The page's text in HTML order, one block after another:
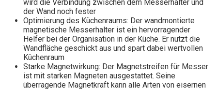
wird die Verbindung zwischen dem Messerhalter und
der Wand noch fester
Optimierung des Küchenraums: Der wandmontierte
magnetische Messerhalter ist ein hervorragender
Helfer bei der Organisation in der Küche. Er nutzt die
Wandfläche geschickt aus und spart dabei wertvollen
Küchenraum
Starke Magnetwirkung: Der Magnetstreifen für Messer
ist mit starken Magneten ausgestattet. Seine
überragende Magnetkraft kann alle Arten von eisernen